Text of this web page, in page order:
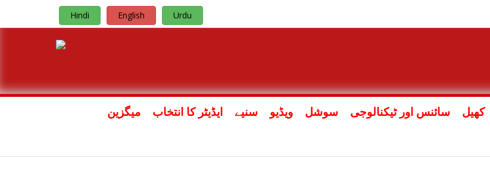
Hindi English Urdu
کھیل سائنس اور ٹیکنالوجی سوشل ویڈیو سنیے ایڈیٹر کا انتخاب
میگزین